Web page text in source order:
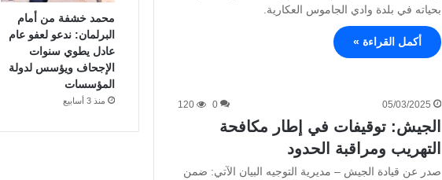
بحياته في بلدة وادي الجاموس العكارية.
أكمل القراءة »
05/03/2025
0
120
الجيش: توقيفات في إطار مكافحة
التهريب ومراقبة الحدود
صدر عن قيادة الجيش – مديرية التوجيه البيان الآتي: ضمن
محمد خشفة من أمام
البرلمان: ندعو لعفو عام
عادل يطوي سنوات
الإجحاف ويؤسس لدولة
المؤسسات
منذ 3 أسابيع